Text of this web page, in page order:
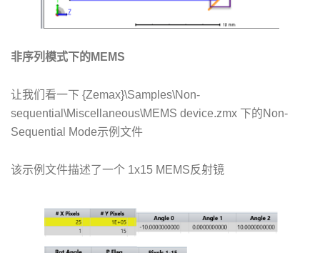
非序列模式下的MEMS
让我们看一下 {Zemax}\Samples\Non-
sequential\Miscellaneous\MEMS device.zmx 下的Non-
Sequential Mode示例文件
该示例文件描述了一个 1x15 MEMS反射镜